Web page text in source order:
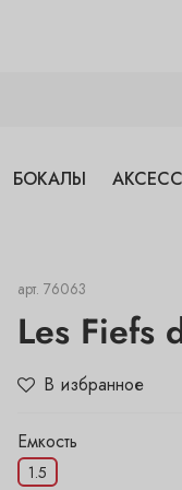
БОКАЛЫ
арт. 76063
Les Fiefs
В избранное
Емкость
1.5